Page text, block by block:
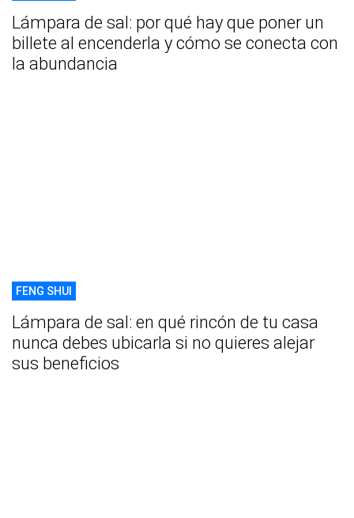
Lámpara de sal: por qué hay que poner un
billete al encenderla y cómo se conecta con
la abundancia
FENG SHUI
Lámpara de sal: en qué rincón de tu casa
nunca debes ubicarla si no quieres alejar
sus beneficios